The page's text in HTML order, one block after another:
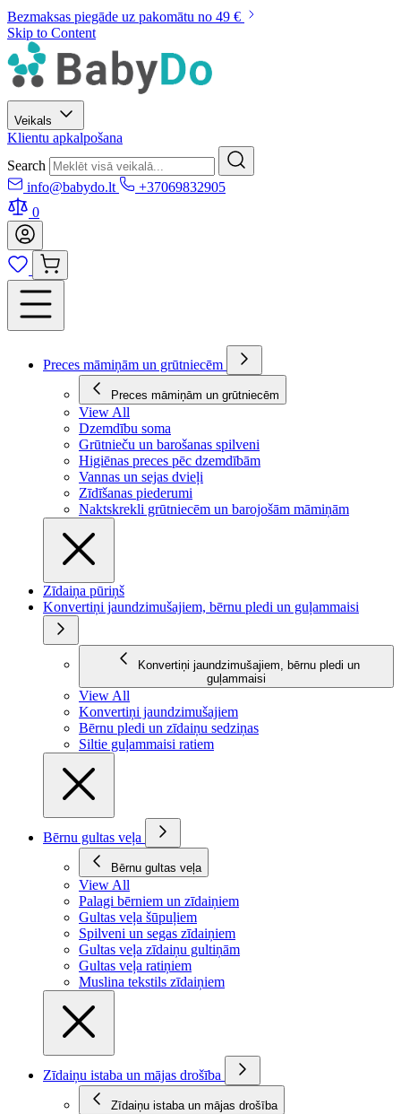
Bezmaksas piegāde uz pakomātu no 49 €
Skip to Content
Veikals
Klientu apkalpošana
Search
info@babydo.lt
+37069832905
0
Preces māmiņām un grūtniecēm
Preces māmiņām un grūtniecēm
View All
Dzemdību soma
Grūtnieču un barošanas spilveni
Higiēnas preces pēc dzemdībām
Vannas un sejas dvieļi
Zīdīšanas piederumi
Naktskrekli grūtniecēm un barojošām māmiņām
Zīdaiņa pūriņš
Konvertiņi jaundzimušajiem, bērnu pledi un guļammaisi
Konvertiņi jaundzimušajiem, bērnu pledi un
guļammaisi
View All
Konvertiņi jaundzimušajiem
Bērnu pledi un zīdaiņu sedziņas
Siltie guļammaisi ratiem
Bērnu gultas veļa
Bērnu gultas veļa
View All
Palagi bērniem un zīdaiņiem
Gultas veļa šūpuļiem
Spilveni un segas zīdaiņiem
Gultas veļa zīdaiņu gultiņām
Gultas veļa ratiņiem
Muslina tekstils zīdaiņiem
Zīdaiņu istaba un mājas drošība
Zīdaiņu istaba un mājas drošība